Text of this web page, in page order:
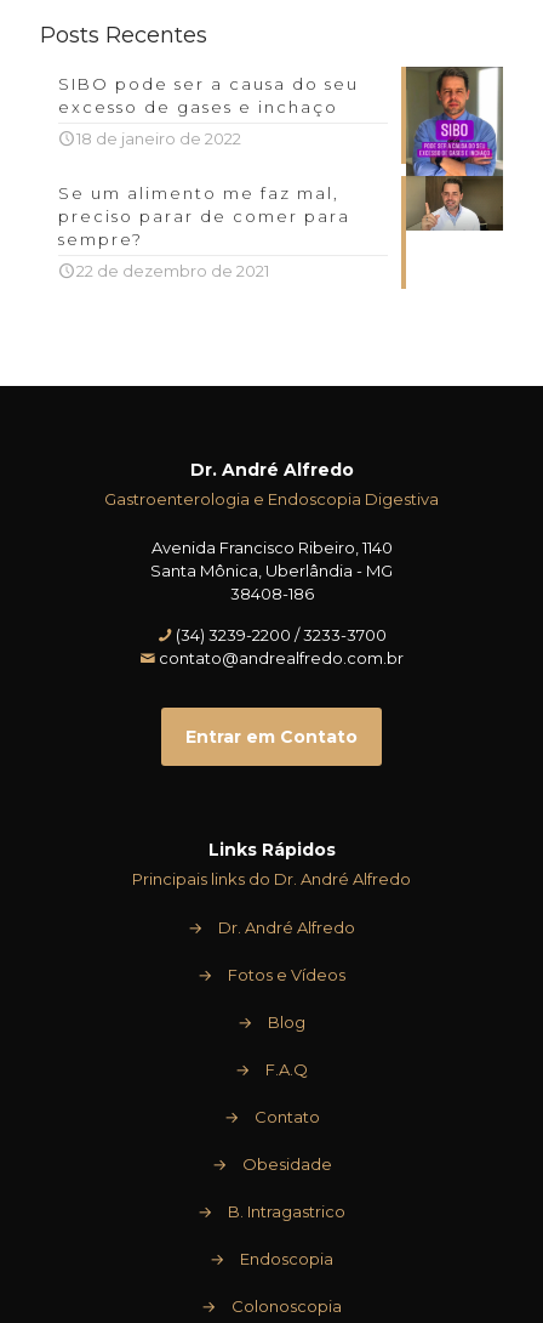
Posts Recentes
SIBO pode ser a causa do seu
excesso de gases e inchaço
18 de janeiro de 2022
Se um alimento me faz mal,
preciso parar de comer para
sempre?
22 de dezembro de 2021
Dr. André Alfredo
Gastroenterologia e Endoscopia Digestiva
Avenida Francisco Ribeiro, 1140
Santa Mônica, Uberlândia - MG
38408-186
(34) 3239-2200 / 3233-3700
contato@andrealfredo.com.br
Entrar em Contato
Links Rápidos
Principais links do Dr. André Alfredo
→ Dr. André Alfredo
→ Fotos e Vídeos
→ Blog
→ F.A.Q
→ Contato
→ Obesidade
→ B. Intragastrico
→ Endoscopia
→ Colonoscopia